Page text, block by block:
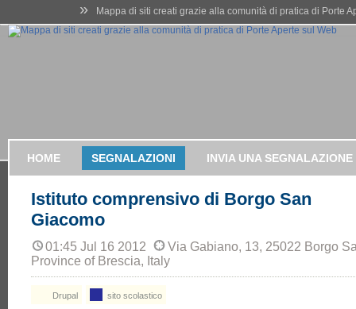
» Mappa di siti creati grazie alla comunità di pratica di Porte
HOME SEGNALAZIONI INVIA UNA SEGNALAZIONE
Istituto comprensivo di Borgo San
Giacomo
01:45 Jul 16 2012
Via Gabiano, 13, 25022 Borgo
Province of Brescia, Italy
Drupal sito scolastico